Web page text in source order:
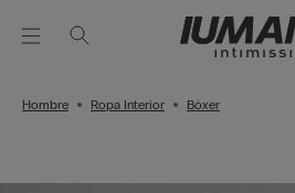
Hombre Ropa Interior Bóxer